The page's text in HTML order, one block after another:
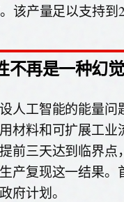
该产量足以支持到
不再是一种幻
人工智能的能量
材料和可扩展工业
前三天达到临界
产复现这一结果
府计划。